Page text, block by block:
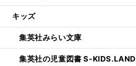
キッズ
集英社みらい文庫
集英社の児童図書 S-KIDS.LAND